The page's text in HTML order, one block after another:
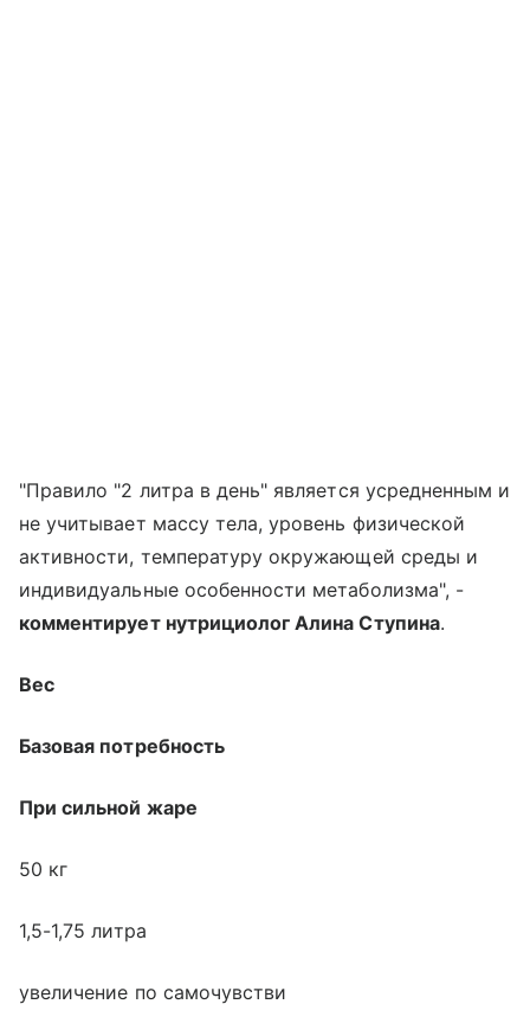
"Правило "2 литра в день" является усредненным и
не учитывает массу тела, уровень физической
активности, температуру окружающей среды и
индивидуальные особенности метаболизма", -
комментирует нутрициолог Алина Ступина.
Вес
Базовая потребность
При сильной жаре
50 кг
1,5-1,75 литра
увеличение по самочувстви